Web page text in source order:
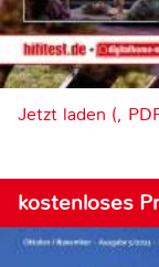
Jetzt laden (,
kostenloses